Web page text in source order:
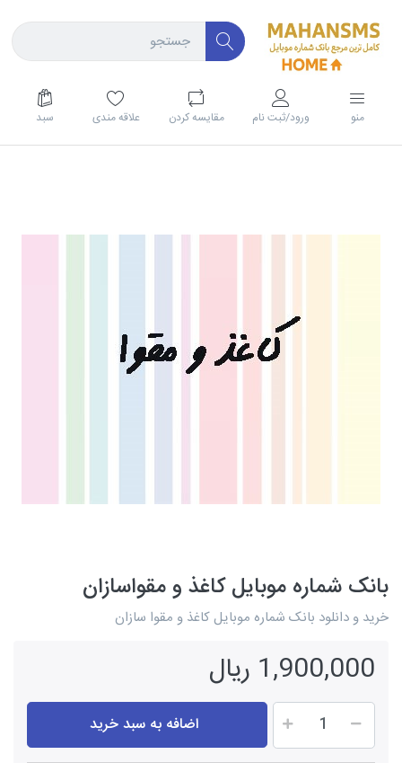
منو ورود/ثبت نام مقايسه كردن علاقه مندی سبد
بانک شماره موبایل کاغذ و مقواسازان
خرید و دانلود بانک شماره موبایل کاغذ و مقوا سازان
1,900,000 ریال
اضافه به سبد خرید